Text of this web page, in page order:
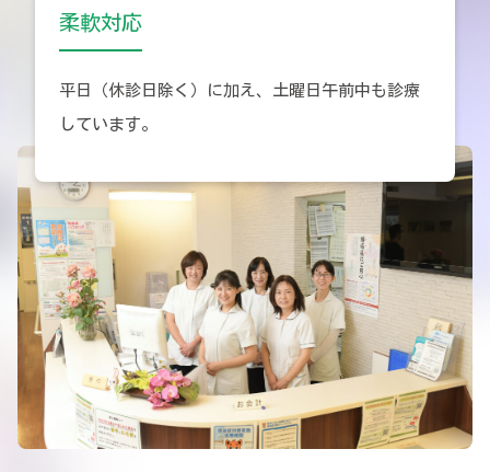
柔軟対応
平日（休診日除く）に加え、土曜日午前中も診療
しています。